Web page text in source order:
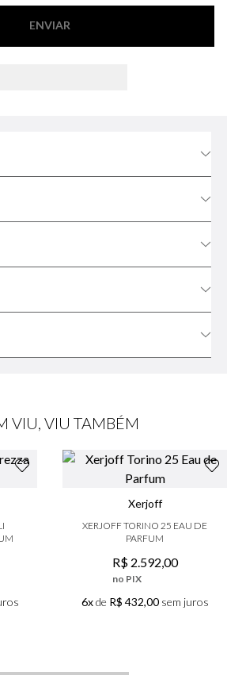
ENVIAR
VIU, VIU TAMBÉM
Xerjoff
XERJOFF TORINO 25 EAU DE
PARFUM
R$ 2.592,00
no PIX
6xde R$ 432,00sem juros